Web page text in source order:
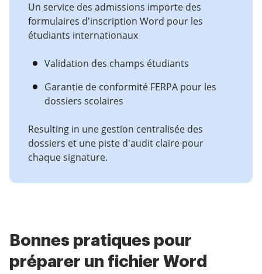
Un service des admissions importe des
formulaires d'inscription Word pour les
étudiants internationaux
Validation des champs étudiants
Garantie de conformité FERPA pour les
dossiers scolaires
Resulting in une gestion centralisée des
dossiers et une piste d'audit claire pour
chaque signature.
Bonnes pratiques pour
préparer un fichier Word